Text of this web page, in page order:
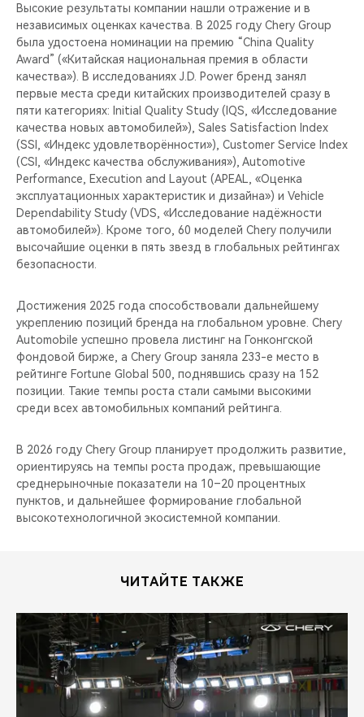
Высокие результаты компании нашли отражение и в
независимых оценках качества. В 2025 году Chery Group
была удостоена номинации на премию “China Quality
Award” («Китайская национальная премия в области
качества»). В исследованиях J.D. Power бренд занял
первые места среди китайских производителей сразу в
пяти категориях: Initial Quality Study (IQS, «Исследование
качества новых автомобилей»), Sales Satisfaction Index
(SSI, «Индекс удовлетворённости»), Customer Service Index
(CSI, «Индекс качества обслуживания»), Automotive
Performance, Execution and Layout (APEAL, «Оценка
эксплуатационных характеристик и дизайна») и Vehicle
Dependability Study (VDS, «Исследование надёжности
автомобилей»). Кроме того, 60 моделей Chery получили
высочайшие оценки в пять звезд в глобальных рейтингах
безопасности.
Достижения 2025 года способствовали дальнейшему
укреплению позиций бренда на глобальном уровне. Chery
Automobile успешно провела листинг на Гонконгской
фондовой бирже, а Chery Group заняла 233-е место в
рейтинге Fortune Global 500, поднявшись сразу на 152
позиции. Такие темпы роста стали самыми высокими
среди всех автомобильных компаний рейтинга.
В 2026 году Chery Group планирует продолжить развитие,
ориентируясь на темпы роста продаж, превышающие
среднерыночные показатели на 10–20 процентных
пунктов, и дальнейшее формирование глобальной
высокотехнологичной экосистемной компании.
ЧИТАЙТЕ ТАКЖЕ